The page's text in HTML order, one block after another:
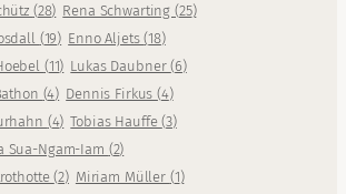
(28) Rena Schwarting (25)
(19) Enno Aljets(18)
(11) Lukas Daubner(6)
(4) Dennis Firkus(4)
(4) Tobias Hauffe(3)
Sua-Ngam-Iam (2)
(2) Miriam Müller (1)